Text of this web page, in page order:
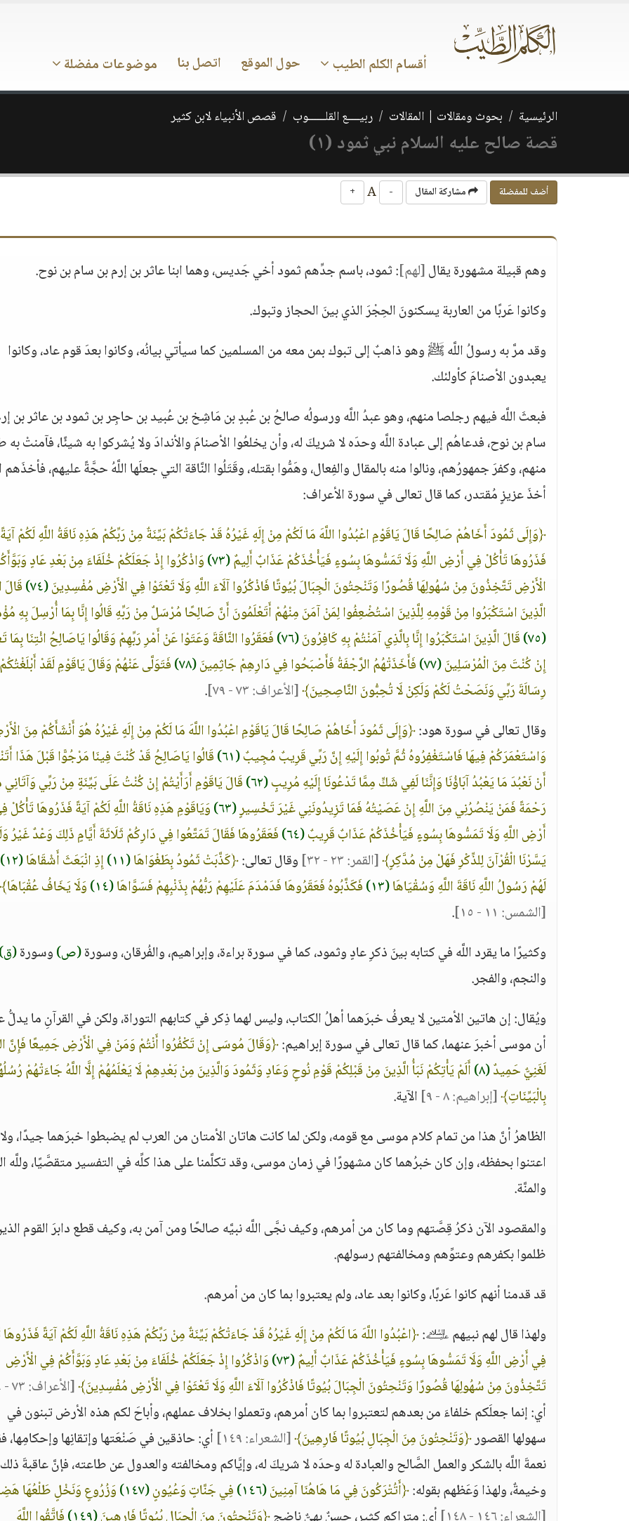
أقسام الكلم الطيب حول الموقع اتصل بنا موضوعات مفضلة
الرئيسية بحوث ومقالات | المقالات ربيــــع القلــــــوب قصص الأنبياء لابن كثير
قصة صالح عليه السلام نبي ثمود (١)
أضف للمفضلة مشاركة المقال -
+
وهم قبيلة مشهورة يقال[لهم]: ثمود، باسم جدِّهم ثمود أخي جَديس، وهما ابنا عاثر بن إرم بن سام بن نوح.
وكانوا عَربًا من العاربة يسكنونَ الحِجْرَ الذي بينَ الحجاز وتبوك.
وقد مرَّ به رسولُ اللَّه ﷺ وهو ذاهبٌ إلى تبوك بمن معه من المسلمين كما سيأتي بيانُه، وكانوا بعدَ قوم عاد، وكانوا
يعبدون الأصنامَ كأولئك.
فبعثَ اللَّه فيهم رجلصا منهم، وهو عبدُ اللَّه ورسولُه صالحُ بن عُبدٍ بن مَاشِخ بن عُبيد بن حاجِر بن ثمود بن عاثر بن
سام بن نوح، فدعاهُم إلى عبادة اللَّه وحدَه لا شريكَ له، وأن يخلعُوا الأصنامَ والأندادَ ولا يُشركوا به شيئًا، فآمنتْ به
منهم، وكفرَ جمهورُهم، ونالوا منه بالمقال والفِعال، وهَمُّوا بقتله، وقَتَلُوا النَّاقة التي جعلَها اللَّهُ حجَّةً عليهم، فأخذَهم
أخذَ عزيزٍ مُقتدر، كما قال تعالى في سورة الأعراف:
﴿وَإِلَى ثَمُودَ أَخَاهُمْ صَالِحًا قَالَ يَاقَوْمِ اعْبُدُوا اللَّهَ مَا لَكُمْ مِنْ إِلَهٍ غَيْرُهُ قَدْ جَاءَتْكُمْ بَيِّنَةٌ مِنْ رَبِّكُمْ هَذِهِ نَاقَةُ اللَّهِ لَكُمْ آيَةً
فَذَرُوهَا تَأْكُلْ فِي أَرْضِ اللَّهِ وَلَا تَمَسُّوهَا بِسُوءٍ فَيَأْخُذَكُمْ عَذَابٌ أَلِيمٌ(٧٣)
وَاذْكُرُوا إِذْ جَعَلَكُمْ خُلَفَاءَ مِنْ بَعْدِ عَادٍ
الْأَرْضِ تَتَّخِذُونَ مِنْ سُهُولِهَا قُصُورًا وَتَنْحِتُونَ الْجِبَالَ بُيُوتًا فَاذْكُرُوا آلَاءَ اللَّهِ وَلَا تَعْثَوْا فِي الْأَرْضِ مُفْسِدِينَ(٧٤)
قَالَ
الَّذِينَ اسْتَكْبَرُوا مِنْ قَوْمِهِ لِلَّذِينَ اسْتُضْعِفُوا لِمَنْ آمَنَ مِنْهُمْ أَتَعْلَمُونَ أَنَّ صَالِحًا مُرْسَلٌ مِنْ رَبِّهِ قَالُوا إِنَّا بِمَا أُرْسِلَ بِهِ
(٧٥)
قَالَ الَّذِينَ اسْتَكْبَرُوا إِنَّا بِالَّذِي آمَنْتُمْ بِهِ كَافِرُونَ(٧٦)
فَعَقَرُوا النَّاقَةَ وَعَتَوْا عَنْ أَمْرِ رَبِّهِمْ وَقَالُوا يَاصَالِحُ ائْتِنَا بِمَا
إِنْ كُنْتَ مِنَ الْمُرْسَلِينَ(٧٧) فَأَخَذَتْهُمُ الرَّجْفَةُ فَأَصْبَحُوا فِي دَارِهِمْ جَاثِمِينَ(٧٨)
فَتَوَلَّى عَنْهُمْ وَقَالَ يَاقَوْمِ لَقَدْ أَبْلَغْتُكُمْ
رِسَالَةَ رَبِّي وَنَصَحْتُ لَكُمْ وَلَكِنْ لَا تُحِبُّونَ النَّاصِحِينَ﴾[الأعراف: ٧٣ - ٧٩]
.
وقال تعالى في سورة هود:﴿وَإِلَى ثَمُودَ أَخَاهُمْ صَالِحًا قَالَ يَاقَوْمِ اعْبُدُوا اللَّهَ مَا لَكُمْ مِنْ إِلَهٍ غَيْرُهُ هُوَ أَنْشَأَكُمْ مِنَ
وَاسْتَعْمَرَكُمْ فِيهَا فَاسْتَغْفِرُوهُ ثُمَّ تُوبُوا إِلَيْهِ إِنَّ رَبِّي قَرِيبٌ مُجِيبٌ(٦١)
قَالُوا يَاصَالِحُ قَدْ كُنْتَ فِينَا مَرْجُوًّا قَبْلَ هَذَا
أَنْ نَعْبُدَ مَا يَعْبُدُ آبَاؤُنَا وَإِنَّنَا لَفِي شَكٍّ مِمَّا تَدْعُونَا إِلَيْهِ مُرِيبٍ(٦٢)
قَالَ يَاقَوْمِ أَرَأَيْتُمْ إِنْ كُنْتُ عَلَى بَيِّنَةٍ مِنْ رَبِّي وَآتَانِي
رَحْمَةً فَمَنْ يَنْصُرُنِي مِنَ اللَّهِ إِنْ عَصَيْتُهُ فَمَا تَزِيدُونَنِي غَيْرَ تَخْسِيرٍ(٦٣)
وَيَاقَوْمِ هَذِهِ نَاقَةُ اللَّهِ لَكُمْ آيَةً فَذَرُوهَا تَأْكُلْ
أَرْضِ اللَّهِ وَلَا تَمَسُّوهَا بِسُوءٍ فَيَأْخُذَكُمْ عَذَابٌ قَرِيبٌ(٦٤)
فَعَقَرُوهَا فَقَالَ تَمَتَّعُوا فِي دَارِكُمْ ثَلَاثَةَ أَيَّامٍ ذَلِكَ وَعْدٌ غَيْرُ
يَسَّرْنَا الْقُرْآنَ لِلذِّكْرِ فَهَلْ مِنْ مُدَّكِرٍ﴾[القمر: ٢٣ - ٣٢] وقال تعالى:﴿كَذَّبَتْ ثَمُودُ بِطَغْوَاهَا(١١) إِذِ انْبَعَثَ أَشْقَاهَا(١٢)
لَهُمْ رَسُولُ اللَّهِ نَاقَةَ اللَّهِ وَسُقْيَاهَا(١٣) فَكَذَّبُوهُ فَعَقَرُوهَا فَدَمْدَمَ عَلَيْهِمْ رَبُّهُمْ بِذَنْبِهِمْ فَسَوَّاهَا(١٤)
وَلَا يَخَافُ عُقْبَاهَا﴾
[الشمس: ١١ - ١٥]
.
وكثيرًا ما يقرد اللَّه في كتابه بينَ ذكرِ عادٍ وثمود، كما في سورة براءة، وإبراهيم، والفُرقان، وسورة(ص)وسورة(ق)
والنجم، والفجر.
ويُقال: إن هاتين الأمتين لا يعرفُ خبرَهما أهلُ الكتاب، وليس لهما ذِكر في كتابهم التوراة، ولكن في القرآنِ ما يدلُّ
أن موسى أخبرَ عنهما، كما قال تعالى في سورة إبراهيم:﴿وَقَالَ مُوسَى إِنْ تَكْفُرُوا أَنْتُمْ وَمَنْ فِي الْأَرْضِ جَمِيعًا فَإِنَّ
لَغَنِيٌّ حَمِيدٌ(٨)
أَلَمْ يَأْتِكُمْ نَبَأُ الَّذِينَ مِنْ قَبْلِكُمْ قَوْمِ نُوحٍ وَعَادٍ وَثَمُودَ وَالَّذِينَ مِنْ بَعْدِهِمْ لَا يَعْلَمُهُمْ إِلَّا اللَّهُ جَاءَتْهُمْ
بِالْبَيِّنَاتِ﴾[إبراهيم: ٨ - ٩]
الآية.
الظاهرُ أنَّ هذا من تمام كلام موسى مع قومه، ولكن لما كانت هاتان الأمتان من العرب لم يضبطوا خبرَهما جيدًا، ولا
اعتنوا بحفظه، وإن كان خبرُهما كان مشهورًا في زمان موسى، وقد تكلَّمنا على هذا كلِّه في التفسير متقصَّيًا، وللَّه
والمنَّة.
والمقصود الآن ذكرُ قِصَّتهم وما كان من أمرهم، وكيف نجَّى اللَّه نبيَّه صالحًا ومن آمن به، وكيف قطع دابرَ القوم
ظلموا بكفرهم وعتوِّهم ومخالفتهم رسولهم.
قد قدمنا أنهم كانوا عَربًا، وكانوا بعد عاد، ولم يعتبروا بما كان من أمرهم.
ولهذا قال لهم نبيهم ﵇:﴿اعْبُدُوا اللَّهَ مَا لَكُمْ مِنْ إِلَهٍ غَيْرُهُ قَدْ جَاءَتْكُمْ بَيِّنَةٌ مِنْ رَبِّكُمْ هَذِهِ نَاقَةُ اللَّهِ لَكُمْ آيَةً
فِي أَرْضِ اللَّهِ وَلَا تَمَسُّوهَا بِسُوءٍ فَيَأْخُذَكُمْ عَذَابٌ أَلِيمٌ(٧٣)
وَاذْكُرُوا إِذْ جَعَلَكُمْ خُلَفَاءَ مِنْ بَعْدِ عَادٍ وَبَوَّأَكُمْ فِي الْأَرْضِ
تَتَّخِذُونَ مِنْ سُهُولِهَا قُصُورًا وَتَنْحِتُونَ الْجِبَالَ بُيُوتًا فَاذْكُرُوا آلَاءَ اللَّهِ وَلَا تَعْثَوْا فِي الْأَرْضِ مُفْسِدِينَ﴾[الأعراف: ٧٣ - ٧٤]
أي: إنما جعلَكم خلفاءَ من بعدهم لتعتبروا بما كان أمرهم، وتعملوا بخلاف عملهم، وأباحَ لكم هذه الأرض تبنون في
سهولها القصور﴿وَتَنْحِتُونَ مِنَ الْجِبَالِ بُيُوتًا فَارِهِينَ﴾[الشعراء: ١٤٩]
أي: حاذقين في صَنْعَتها وإتقانِها وإحكامِها،
نعمةَ اللَّه بالشكر والعمل الصَّالح والعبادة له وحدَه لا شريكَ له، وإيَّاكم ومخالفته والعدول عن طاعته، فإنَّ عاقبةَ ذلك
وخيمةٌ، ولهذا وَعَظهم بقوله:﴿أَتُتْرَكُونَ فِي مَا هَاهُنَا آمِنِينَ(١٤٦) فِي جَنَّاتٍ وَعُيُونٍ(١٤٧)
وَزُرُوعٍ وَنَخْلٍ طَلْعُهَا